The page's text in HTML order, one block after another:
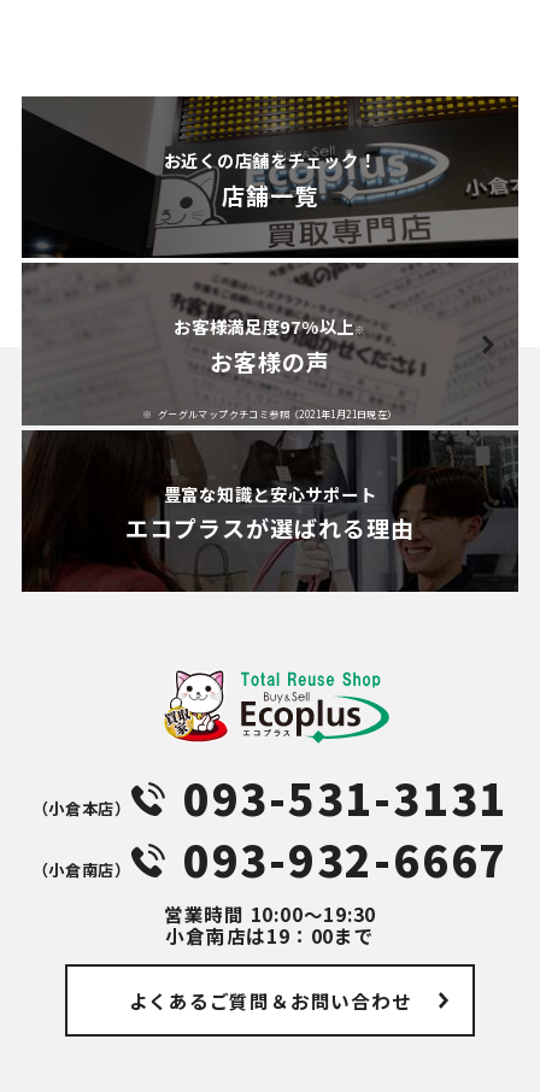
お近くの店舗をチェック！
店舗一覧
お客様満足度97%以上※
お客様の声
グーグルマップクチコミ参照（2021年1月21日現在）
豊富な知識と安心サポート
エコプラスが選ばれる理由
（⼩倉本店） 093-531-3131
（⼩倉南店） 093-932-6667
営業時間 10:00～19:30
小倉南店は19：00まで
よくあるご質問 ＆お問い合わせ